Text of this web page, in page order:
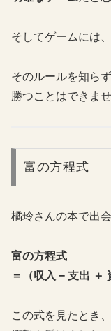
そしてゲームには
そのルールを知らず
勝つことはできませ
富の方程式
橘玲さんの本で出
富の方程式
＝（収入 − 支出 ＋
この式を見たとき、